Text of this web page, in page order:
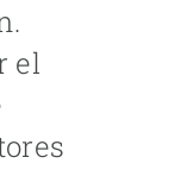
el